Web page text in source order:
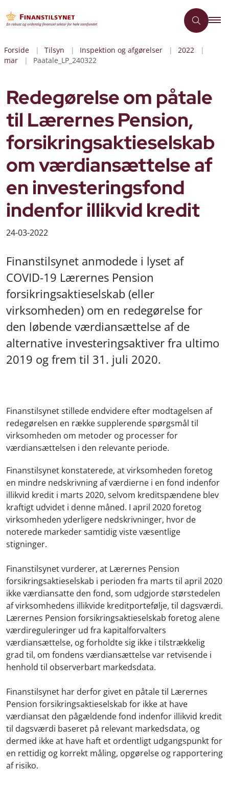
Forside Tilsyn Inspektion og afgørelser
2022
mar
Paatale_LP_240322
Redegørelse om påtale
til Lærernes Pension,
forsikringsaktieselskab
om værdiansættelse af
en investeringsfond
indenfor illikvid kredit
24-03-2022
Finanstilsynet anmodede i lyset af
COVID-19 Lærernes Pension
forsikringsaktieselskab (eller
virksomheden) om en redegørelse for
den løbende værdiansættelse af de
alternative investeringsaktiver fra ultimo
2019 og frem til 31. juli 2020.
Finanstilsynet stillede endvidere efter modtagelsen af
redegørelsen en række supplerende spørgsmål til
virksomheden om metoder og processer for
værdiansættelsen i den relevante periode.
Finanstilsynet konstaterede, at virksomheden foretog
en mindre nedskrivning af værdierne i en fond indenfor
illikvid kredit i marts 2020, selvom kreditspændene blev
kraftigt udvidet i denne måned. I april 2020 foretog
virksomheden yderligere nedskrivninger, hvor de
noterede markeder samtidig viste væsentlige
stigninger.
Finanstilsynet vurderer, at Lærernes Pension
forsikringsaktieselskab i perioden fra marts til april 2020
ikke værdiansatte den fond, som udgjorde størstedelen
af virksomhedens illikvide kreditportefølje, til dagsværdi.
Lærernes Pension forsikringsaktieselskab foretog alene
værdireguleringer ud fra kapitalforvalters
værdiansættelse, og forholdte sig ikke i tilstrækkelig
grad til, om fondens værdiansættelse var retvisende i
henhold til observerbart markedsdata.
Finanstilsynet har derfor givet en påtale til Lærernes
Pension forsikringsaktieselskab for ikke at have
værdiansat den pågældende fond indenfor illikvid kredit
til dagsværdi baseret på relevant markedsdata, og
dermed ikke at have haft et ordentligt udgangspunkt for
en rettidig og korrekt måling, opgørelse og rapportering
af risiko.